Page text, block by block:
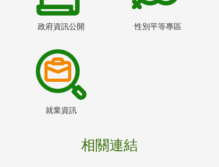
政府資訊公開 性別平等專區
就業資訊
相關連結